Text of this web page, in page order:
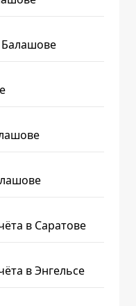
Балашове
в Саратове
в Энгельсе